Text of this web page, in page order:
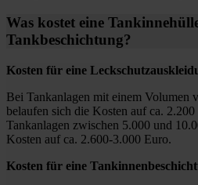
Was kostet eine
Tankbeschichtung?
Kosten für eine
Bei Tankanlagen mit einem Volumen
belaufen sich die Kosten auf ca.
Tankanlagen zwischen 5.000 und
Kosten auf ca. 2.600-3.000 Euro.
Kosten für eine